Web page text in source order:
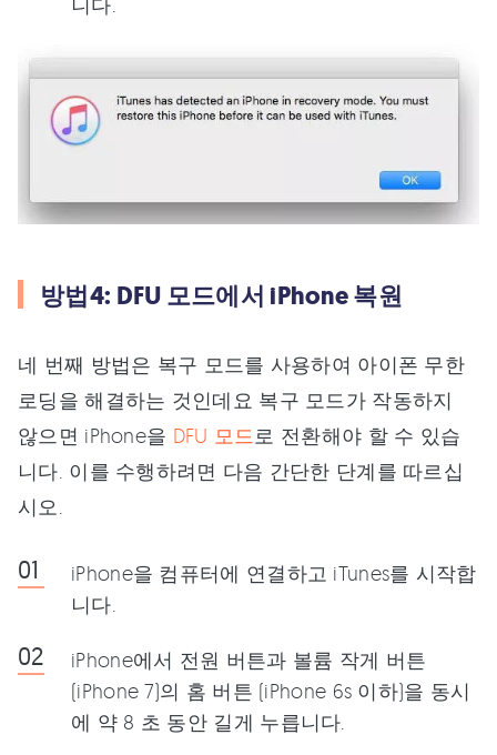
방법4: DFU 모드에서 iPhone 복원
네 번째 방법은 복구 모드를 사용하여 아이폰 무한
로딩을 해결하는 것인데요 복구 모드가 작동하지
않으면 iPhone을 DFU 모드로 전환해야 할 수 있습
니다. 이를 수행하려면 다음 간단한 단계를 따르십
시오.
iPhone을 컴퓨터에 연결하고 iTunes를 시작합
니다.
iPhone에서 전원 버튼과 볼륨 작게 버튼
(iPhone 7)의 홈 버튼 (iPhone 6s 이하)을 동시
에 약 8 초 동안 길게 누릅니다.